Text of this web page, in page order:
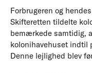
Forbrugeren og
Skifteretten tildelte
bemærkede samtidig,
kolonihavehuset indtil
Denne lejlighed blev